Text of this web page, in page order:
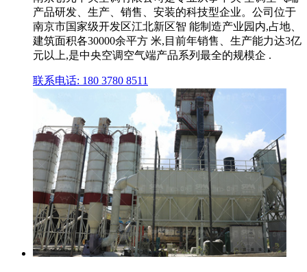
产品研发、生产、销售、安装的科技型企业。公司位于
南京市国家级开发区江北新区智 能制造产业园内,占地、
建筑面积各30000余平方 米,目前年销售、生产能力达3亿
元以上,是中央空调空气端产品系列最全的规模企 .
联系电话: 180 3780 8511